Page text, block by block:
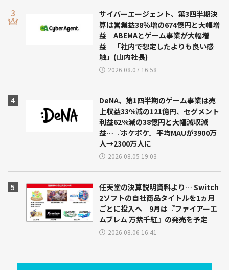
サイバーエージェント、第3四半期決
算は営業益38％増の674億円と大幅増
益 ABEMAとゲーム事業が大幅増
益 「社内で想定したよりも良い感
触」(山内社長)
2026.08.07 16:58
DeNA、第1四半期のゲーム事業は売
上収益33%減の121億円、セグメント
利益62%減の38億円と大幅減収減
益…『ポケポケ』平均MAUが3900万
人→2300万人に
2026.08.05 19:03
任天堂の決算説明資料より… Switch
2ソフトの自社商品タイトルを1ヵ月
ごとに投入へ 9月は『ファイアーエ
ムブレム 万紫千紅』の発売を予定
2026.08.06 16:41